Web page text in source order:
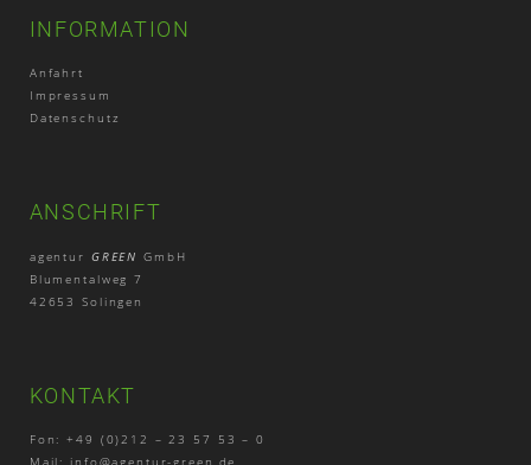
INFORMATION
Anfahrt
Impressum
Datenschutz
ANSCHRIFT
agentur GREEN GmbH
Blumentalweg 7
42653 Solingen
KONTAKT
Fon: +49 (0)212 – 23 57 53 – 0